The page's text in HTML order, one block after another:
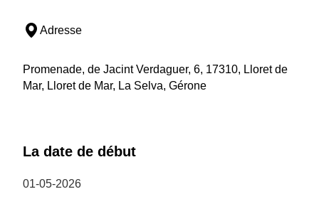
Adresse
Promenade, de Jacint Verdaguer, 6, 17310, Lloret de
Mar, Lloret de Mar, La Selva, Gérone
La date de début
01-05-2026